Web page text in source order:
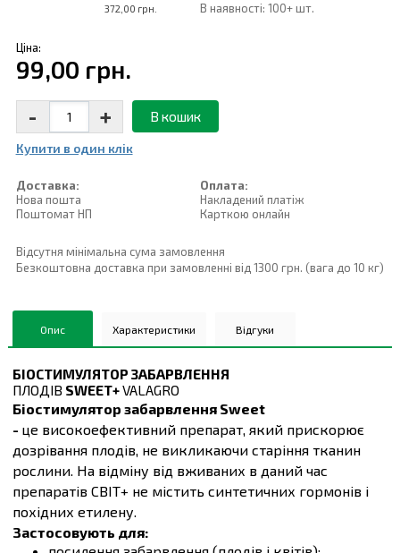
372,00 грн. В наявності: 100+ шт.
Ціна:
99,00 грн.
- + В кошик
Купити в один клiк
Доставка:
Нова пошта
Поштомат НП
Оплата:
Накладений платiж
Карткою онлайн
Відсутня мінімальна сума замовлення
Безкоштовна доставка при замовленні від 1300 грн. (вага до 10 кг)
Опис Характеристики Відгуки
БІОСТИМУЛЯТОР ЗАБАРВЛЕННЯ
ПЛОДІВ SWEET+VALAGRO
Біостимулятор забарвлення Sweet
- це високоефективний препарат, який прискорює
дозрівання плодів, не викликаючи старіння тканин
рослини. На відміну від вживаних в даний час
препаратів СВІТ+ не містить синтетичних гормонів і
похідних етилену.
Застосовують для: